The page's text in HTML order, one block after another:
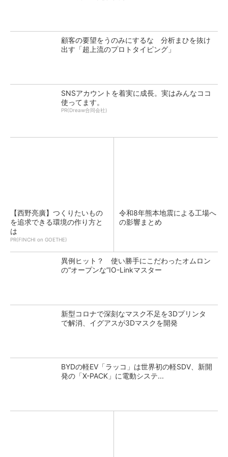
顧客の要望をうのみにするな 分析まひを抜け
出す「超上流のプロトタイピング」
SNSアカウントを着実に成長。実はみんなココ
使ってます。
PR(Dreaw合同会社)
【西野亮廣】つくりたいもの
を追求できる環境の作り方と
は
PR(FINCHI on GOETHE)
令和8年熊本地震による工場へ
の影響まとめ
異例ヒット？ 使い勝手にこだわったオムロン
の“オープンな”IO-Linkマスター
新型コロナで深刻なマスク不足を3Dプリンタ
で解消、イグアスが3Dマスクを開発
BYDの軽EV「ラッコ」は世界初の軽SDV、新開
発の「X-PACK」に電動システ...